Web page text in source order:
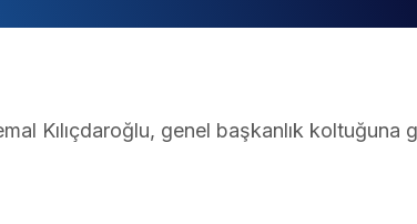
Kılıçdaroğlu, genel başkanlık koltuğuna